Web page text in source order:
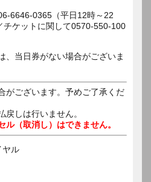
6646-0365（平日12時～22
チケットに関して0570-550-100
、当日券がない場合がございま
がございます。予めご了承くだ
戻しは行いません。
ル（取消し）はできません。
ヤル